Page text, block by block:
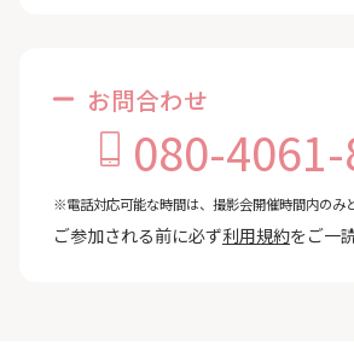
お問合わせ
080-
※電話対応可能な時間は、撮影会開催時間内のみ
ご参加される前に必ず利用規約をご一